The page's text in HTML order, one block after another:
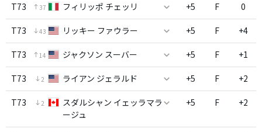
T73
37 フィリッポ チェッリ +5 F 0
T73 43 リッキー ファウラー +5 F +4
T73 14 ジャクソン スーバー +5 F +1
T73 2 ライアン ジェラルド +5 F +2
T73 2
スダルシャン イェッラマラ
ージュ
+5 F +2